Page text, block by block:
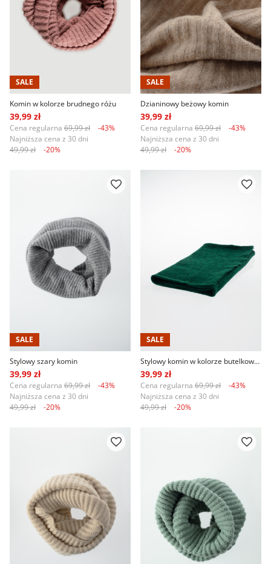
SALE
Komin w kolorze brudnego różu
39,99 zł
Cena regularna 69,99 zł
-43%
Najniższa cena z 30 dni
49,99 zł
-20%
SALE
Dzianinowy beżowy komin
39,99 zł
Cena regularna 69,99 zł
-43%
Najniższa cena z 30 dni
49,99 zł
-20%
SALE
Stylowy szary komin
39,99 zł
Cena regularna 69,99 zł
-43%
Najniższa cena z 30 dni
49,99 zł
-20%
SALE
Stylowy komin w kolorze butelkowej zieleni
39,99 zł
Cena regularna 69,99 zł
-43%
Najniższa cena z 30 dni
49,99 zł
-20%